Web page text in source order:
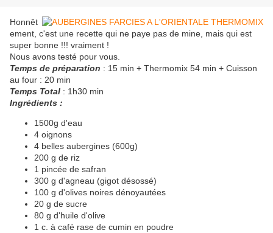
Honnêt
ement, c'est une recette qui ne paye pas de mine, mais qui est
super bonne !!! vraiment !
Nous avons testé pour vous.
Temps de préparation : 15 min + Thermomix 54 min + Cuisson
au four : 20 min
Temps Total : 1h30 min
Ingrédients :
1500g d'eau
4 oignons
4 belles aubergines (600g)
200 g de riz
1 pincée de safran
300 g d'agneau (gigot désossé)
100 g d'olives noires dénoyautées
20 g de sucre
80 g d'huile d'olive
1 c. à café rase de cumin en poudre